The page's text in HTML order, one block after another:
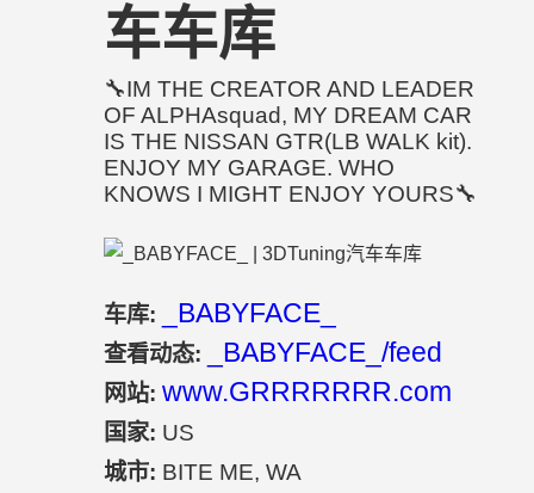
车车库
🔧IM THE CREATOR AND LEADER
OF ALPHAsquad, MY DREAM CAR
IS THE NISSAN GTR(LB WALK kit).
ENJOY MY GARAGE. WHO
KNOWS I MIGHT ENJOY YOURS🔧
车库: _BABYFACE_
查看动态: _BABYFACE_/feed
网站:www.GRRRRRRR.com
国家: US
城市: BITE ME, WA